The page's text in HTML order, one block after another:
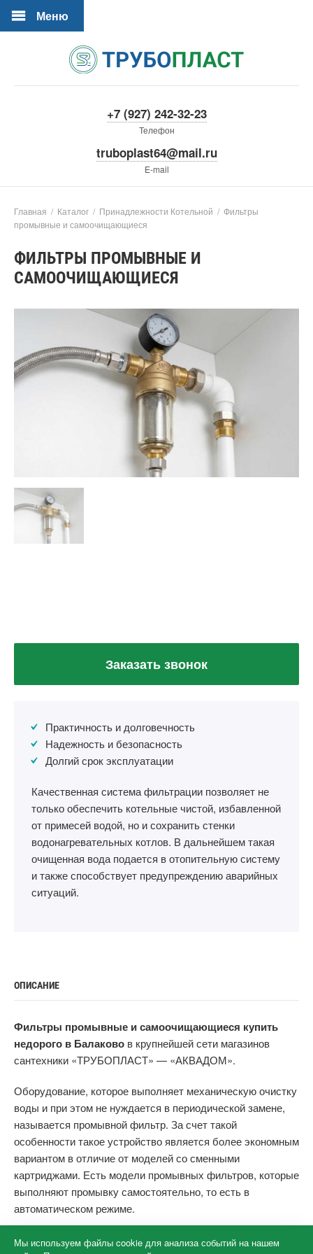
Меню
+7 (927) 242-32-23
Телефон
truboplast64@mail.ru
E-mail
Главная / Каталог / Принадлежности Котельной / Фильтры
промывные и самоочищающиеся
ФИЛЬТРЫ ПРОМЫВНЫЕ И
САМООЧИЩАЮЩИЕСЯ
Заказать звонок
Практичность и долговечность
Надежность и безопасность
Долгий срок эксплуатации
Качественная система фильтрации позволяет не
только обеспечить котельные чистой, избавленной
от примесей водой, но и сохранить стенки
водонагревательных котлов. В дальнейшем такая
очищенная вода подается в отопительную систему
и также способствует предупреждению аварийных
ситуаций.
ОПИСАНИЕ
Фильтры промывные и самоочищающиеся купить
недорого в Балаково в крупнейшей сети магазинов
сантехники «ТРУБОПЛАСТ» — «АКВАДОМ».
Оборудование, которое выполняет механическую очистку
воды и при этом не нуждается в периодической замене,
называется промывной фильтр. За счет такой
особенности такое устройство является более экономным
вариантом в отличие от моделей со сменными
картриджами. Есть модели промывных фильтров, которые
выполняют промывку самостоятельно, то есть в
автоматическом режиме.
Мы используем файлы cookie для анализа событий на нашем